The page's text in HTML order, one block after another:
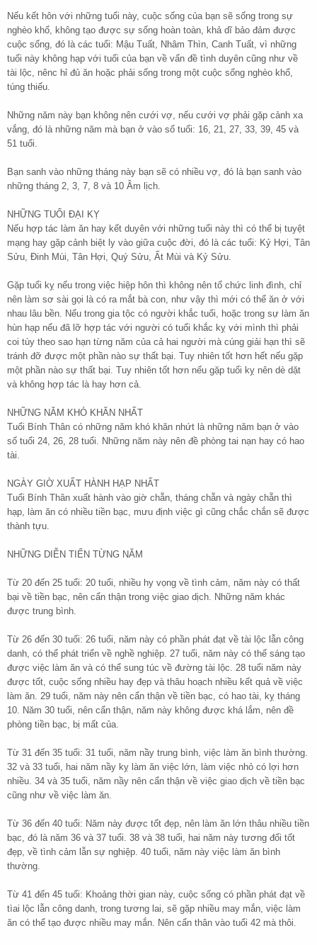
Nếu kết hôn với những tuổi này, cuộc sống của bạn sẽ sống trong sự
nghèo khổ, không tạo được sự sống hoàn toàn, khả dĩ bảo đảm được
cuộc sống, đó là các tuổi: Mậu Tuất, Nhâm Thìn, Canh Tuất, vì những
tuổi này không hạp với tuổi của bạn về vấn đề tình duyên cũng như về
tài lộc, nênc hỉ đủ ăn hoặc phải sống trong một cuộc sống nghèo khổ,
túng thiếu.
Những năm này bạn không nên cưới vợ, nếu cưới vợ phải gặp cảnh xa
vắng, đó là những năm mà bạn ở vào số tuổi: 16, 21, 27, 33, 39, 45 và
51 tuổi.
Bạn sanh vào những tháng này bạn sẽ có nhiều vợ, đó là bạn sanh vào
những tháng 2, 3, 7, 8 và 10 Âm lịch.
NHỮNG TUỔI ĐẠI KỴ
Nếu hợp tác làm ăn hay kết duyên với những tuổi này thì có thể bị tuyệt
mạng hay gặp cảnh biệt ly vào giữa cuộc đời, đó là các tuổi: Kỷ Hợi, Tân
Sửu, Đinh Mùi, Tân Hợi, Quý Sửu, Ất Mùi và Kỷ Sửu.
Gặp tuổi kỵ nếu trong việc hiệp hôn thì không nên tổ chức linh đình, chỉ
nên làm sơ sài gọi là có ra mắt bà con, như vậy thì mới có thể ăn ở với
nhau lâu bền. Nếu trong gia tộc có người khắc tuổi, hoặc trong sự làm ăn
hùn hạp nếu đã lỡ hợp tác với người có tuổi khắc kỵ với mình thì phải
coi tùy theo sao hạn từng năm của cả hai người mà cúng giải hạn thì sẽ
tránh đỡ được một phần nào sự thất bại. Tuy nhiên tốt hơn hết nếu gặp
một phần nào sự thất bại. Tuy nhiên tốt hơn nếu gặp tuổi kỵ nên dè dặt
và không hợp tác là hay hơn cả.
NHỮNG NĂM KHÓ KHĂN NHẤT
Tuổi Bính Thân có những năm khó khăn nhứt là những năm bạn ở vào
số tuổi 24, 26, 28 tuổi. Những năm này nên đề phòng tai nạn hay có hao
tài.
NGÀY GIỜ XUẤT HÀNH HẠP NHẤT
Tuổi Bính Thân xuất hành vào giờ chẵn, tháng chẵn và ngày chẵn thì
hạp, làm ăn có nhiều tiền bạc, mưu định việc gì cũng chắc chắn sẽ được
thành tựu.
NHỮNG DIỄN TIẾN TỪNG NĂM
Từ 20 đến 25 tuổi: 20 tuổi, nhiều hy vọng về tình cảm, năm này có thất
bại về tiền bạc, nên cẩn thận trong việc giao dịch. Những năm khác
được trung bình.
Từ 26 đến 30 tuổi: 26 tuổi, năm này có phần phát đạt về tài lộc lẫn công
danh, có thể phát triển về nghề nghiệp. 27 tuổi, năm này có thể sáng tạo
được việc làm ăn và có thể sung túc về đường tài lộc. 28 tuổi năm này
được tốt, cuộc sống nhiều hay đẹp và thâu hoạch nhiều kết quả về việc
làm ăn. 29 tuổi, năm này nên cẩn thận về tiền bạc, có hao tài, kỵ tháng
10. Năm 30 tuổi, nên cẩn thận, năm này không được khá lắm, nên đề
phòng tiền bạc, bị mất của.
Từ 31 đến 35 tuổi: 31 tuổi, năm nầy trung bình, việc làm ăn bình thường.
32 và 33 tuổi, hai năm nầy kỵ làm ăn việc lớn, làm việc nhỏ có lợi hơn
nhiều. 34 và 35 tuổi, năm nầy nên cẩn thận về việc giao dịch về tiền bạc
cũng như về việc làm ăn.
Từ 36 đến 40 tuổi: Năm này được tốt đẹp, nên làm ăn lớn thâu nhiều tiền
bạc, đó là năm 36 và 37 tuổi. 38 và 38 tuổi, hai năm này tương đối tốt
đẹp, về tình cảm lẫn sự nghiệp. 40 tuổi, năm này việc làm ăn bình
thường.
Từ 41 đến 45 tuổi: Khoảng thời gian này, cuộc sống có phần phát đạt về
tìai lộc lẫn công danh, trong tương lai, sẽ gặp nhiều may mắn, việc làm
ăn có thể tạo được nhiều may mắn. Nên cẩn thân vào tuổi 42 mà thôi.